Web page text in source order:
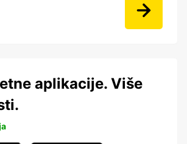
aplikacije. Više